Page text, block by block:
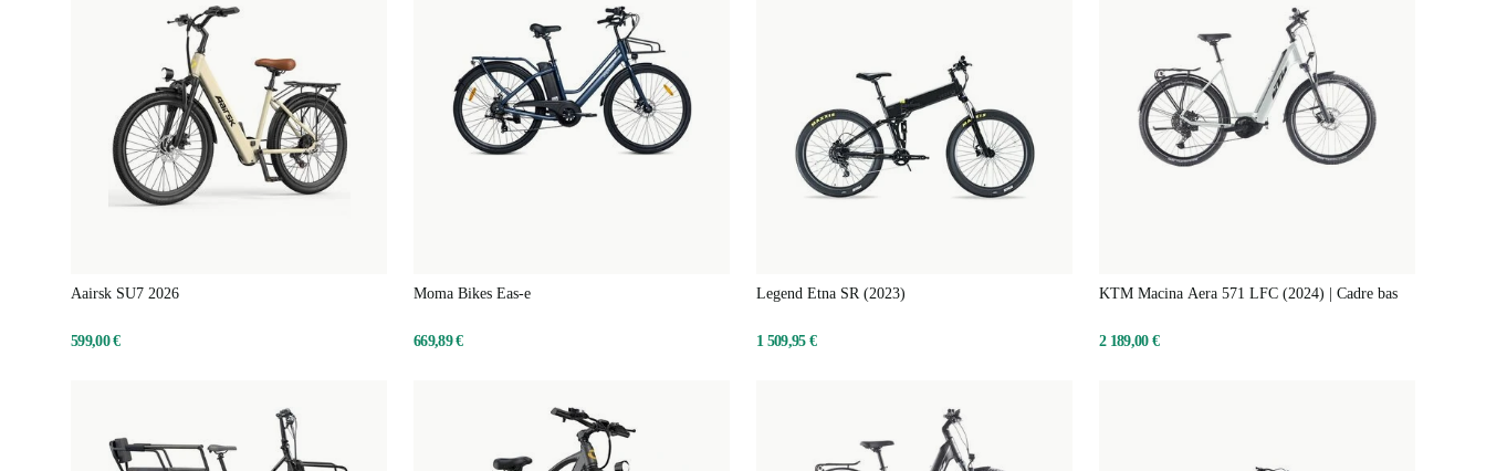
Aairsk SU7 2026
599,00 €
Moma Bikes Eas-e
669,89 €
Legend Etna SR (2023)
1 509,95 €
KTM Macina Aera 571 LFC (2024) | Cadre bas
2 189,00 €